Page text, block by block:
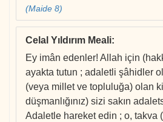
(Maide 8)
Celal Yıldırım Meali:
Ey imân edenler! Allah için
ayakta tutun ; adaletli şâhidler
(veya millet ve topluluğa) olan
düşmanlığınız) sizi sakın
Adaletle hareket edin ; o, takva